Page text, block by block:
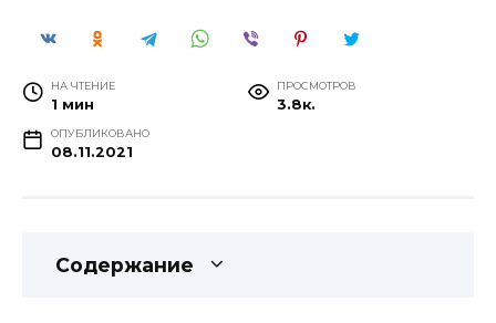
НА ЧТЕНИЕ
1 мин
ПРОСМОТРОВ
3.8к.
ОПУБЛИКОВАНО
08.11.2021
Содержание